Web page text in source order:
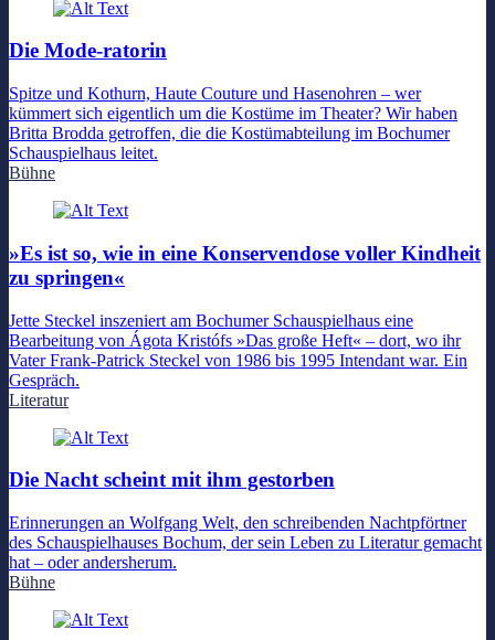
Die Mode-ratorin
Spitze und Kothurn, Haute Couture und Hasenohren – wer
kümmert sich eigentlich um die Kostüme im Theater? Wir haben
Britta Brodda getroffen, die die Kostümabteilung im Bochumer
Schauspielhaus leitet.
Bühne
»Es ist so, wie in eine Konservendose voller Kindheit
zu springen«
Jette Steckel inszeniert am Bochumer Schauspielhaus eine
Bearbeitung von Ágota Kristófs »Das große Heft« – dort, wo ihr
Vater Frank-Patrick Steckel von 1986 bis 1995 Intendant war. Ein
Gespräch.
Literatur
Die Nacht scheint mit ihm gestorben
Erinnerungen an Wolfgang Welt, den schreibenden Nachtpförtner
des Schauspielhauses Bochum, der sein Leben zu Literatur gemacht
hat – oder andersherum.
Bühne